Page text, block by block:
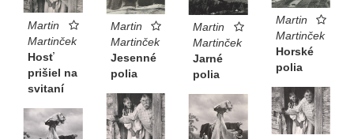
Martin
Martinček
Hosť
prišiel na
svitaní
Martin
Martinček
Jesenné
polia
Martin
Martinček
Jarné
polia
Martin
Martinček
Horské
polia